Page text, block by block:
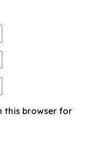
this browser for